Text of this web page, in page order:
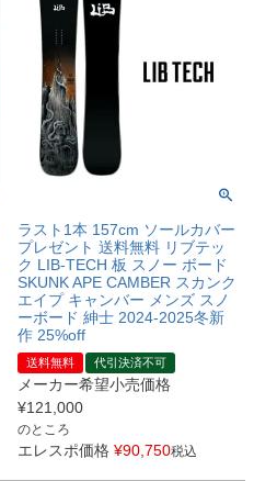
ラスト1本 157cm ソールカバー
プレゼント 送料無料 リブテッ
ク LIB-TECH 板 スノー ボード
SKUNK APE CAMBER スカンク
エイプ キャンバー メンズ スノ
ーボード 紳士 2024-2025冬新
作 25%off
送料無料 代引決済不可
メーカー希望小売価格
¥121,000
のところ
エレスポ価格 ¥90,750税込